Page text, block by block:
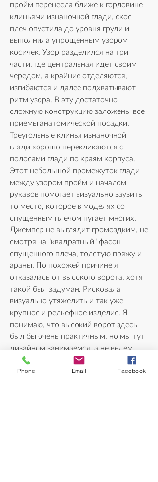
пройм перенесла ближе к горловине
клиньями изнаночной глади, скос
плеч опустила до уровня груди и
выполнила упрощенным узором
косичек. Узор разделился на три
части, где центральная идет своим
чередом, а крайние отделяются,
изгибаются и далее подхватывают
ритм узора. В эту достаточно
сложную конструкцию заложены все
приемы анатомической посадки.
Треугольные клинья изнаночной
глади хорошо перекликаются с
полосами глади по краям корпуса.
Этот небольшой промежуток глади
между узором пройм и началом
рукавов помогает визуально заузить
то место, которое в моделях со
спущенным плечом пугаeт многих.
Джемпер не выглядит громоздким, не
смотря на "квадратный" фасон
спущенного плеча, толстую пряжу и
араны. По похожей причине я
отказалась от высокого ворота, хотя
такой был задуман. Рисковала
визуально утяжелить и так уже
крупное и рельефное изделие. Я
понимаю, что высокий ворот здесь
был бы очень практичным, но мы тут
дизайном занимаемся, а не ведем
кружок грибных свитеров.
Phone Email Facebook